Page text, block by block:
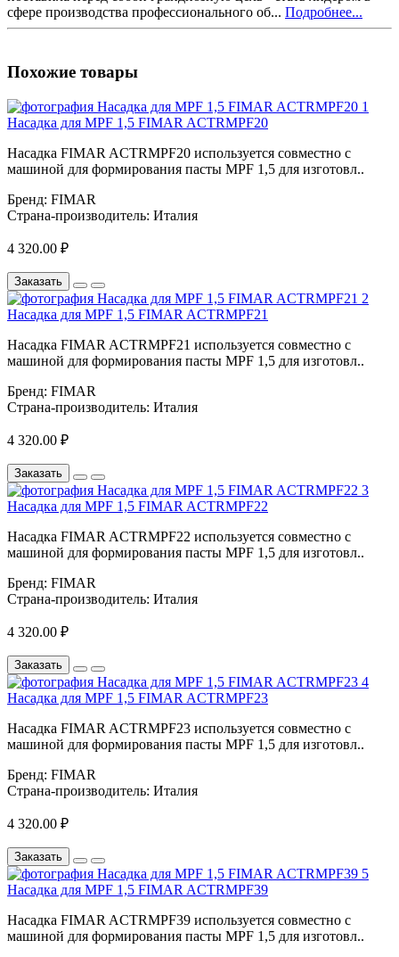
сфере производства профессионального об... Подробнее...
Похожие товары
Насадка для MPF 1,5 FIMAR ACTRMPF20
Насадка FIMAR ACTRMPF20 используется совместно с
машиной для формирования пасты MPF 1,5 для изготовл..
Бренд: FIMAR
Страна-производитель: Италия
4 320.00 ₽
Заказать
Насадка для MPF 1,5 FIMAR ACTRMPF21
Насадка FIMAR ACTRMPF21 используется совместно с
машиной для формирования пасты MPF 1,5 для изготовл..
Бренд: FIMAR
Страна-производитель: Италия
4 320.00 ₽
Заказать
Насадка для MPF 1,5 FIMAR ACTRMPF22
Насадка FIMAR ACTRMPF22 используется совместно с
машиной для формирования пасты MPF 1,5 для изготовл..
Бренд: FIMAR
Страна-производитель: Италия
4 320.00 ₽
Заказать
Насадка для MPF 1,5 FIMAR ACTRMPF23
Насадка FIMAR ACTRMPF23 используется совместно с
машиной для формирования пасты MPF 1,5 для изготовл..
Бренд: FIMAR
Страна-производитель: Италия
4 320.00 ₽
Заказать
Насадка для MPF 1,5 FIMAR ACTRMPF39
Насадка FIMAR ACTRMPF39 используется совместно с
машиной для формирования пасты MPF 1,5 для изготовл..